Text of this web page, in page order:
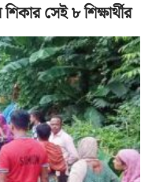
সেই ৮ শিক্ষার্থীর